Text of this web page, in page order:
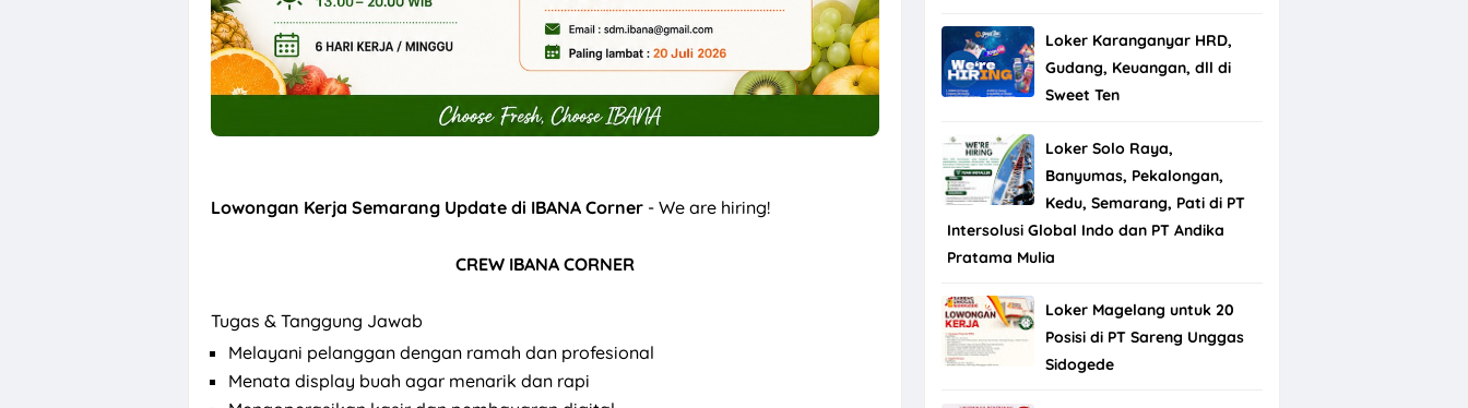
Lowongan Kerja Semarang Update di IBANA Corner - We are hiring!
CREW IBANA CORNER
Tugas & Tanggung Jawab
Melayani pelanggan dengan ramah dan profesional
Menata display buah agar menarik dan rapi
Loker Karanganyar HRD,
Gudang, Keuangan, dll di
Sweet Ten
Loker Solo Raya,
Banyumas, Pekalongan,
Kedu, Semarang, Pati di PT
Intersolusi Global Indo dan PT Andika
Pratama Mulia
Loker Magelang untuk 20
Posisi di PT Sareng Unggas
Sidogede